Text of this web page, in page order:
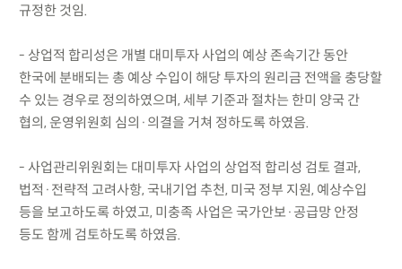
규정한 것임.
- 상업적 합리성은 개별 대미투자 사업의 예상 존속기간 동안
한국에 분배되는 총 예상 수입이 해당 투자의 원리금 전액을 충당할
수 있는 경우로 정의하였으며, 세부 기준과 절차는 한미 양국 간
협의, 운영위원회 심의·의결을 거쳐 정하도록 하였음.
- 사업관리위원회는 대미투자 사업의 상업적 합리성 검토 결과,
법적·전략적 고려사항, 국내기업 추천, 미국 정부 지원, 예상수입
등을 보고하도록 하였고, 미충족 사업은 국가안보·공급망 안정
등도 함께 검토하도록 하였음.